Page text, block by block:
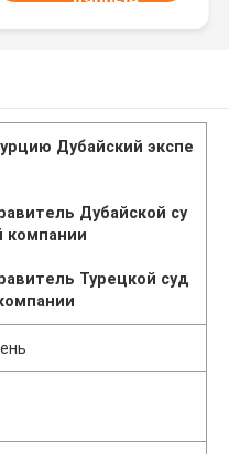
Дубайский экспе
Дубайской су
компании
Турецкой суд